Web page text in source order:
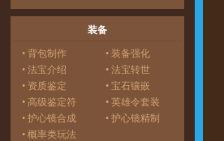
装备
• 背包制作
• 装备强化
• 法宝介绍
• 法宝转世
• 资质鉴定
• 宝石镶嵌
• 高级鉴定符
• 英雄令套装
• 护心镜合成
• 护心镜精制
• 概率类玩法